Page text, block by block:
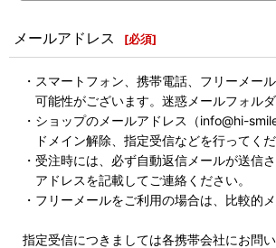
メールアドレス [必須]
・スマートフォン、携帯電話、フリーメー
可能性がございます。迷惑メールフォルダ
・ショップのメールアドレス（info@hi-
ドメイン解除、指定受信などを行ってくだ
・受注時には、必ず自動返信メールが送信
アドレスを記載してご連絡ください。
・フリーメールをご利用の場合は、比較的
指定受信につきましては各携帯会社にお問い